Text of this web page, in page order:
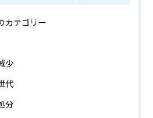
カテゴリー
少
代
分